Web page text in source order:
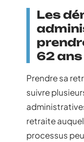
Les
62 ans
Prendre sa
suivre
retraite
processus